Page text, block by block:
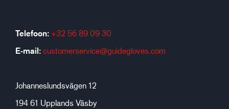
Telefoon: +32 56 89 09 30
E-mail: customerservice@guidegloves.com
Johanneslundsvägen 12
194 61 Upplands Väsby